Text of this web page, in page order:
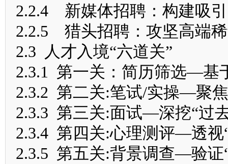
2.2.4 新媒体招聘：构建吸
2.2.5 猎头招聘：攻坚高端
2.3 人才入境“六道关”
2.3.1 第一关：简历筛选—基
2.3.2 第二关:笔试/实操—聚
2.3.3 第三关:面试—深挖“过
2.3.4 第四关:心理测评—透视
2.3.5 第五关:背景调查—验证